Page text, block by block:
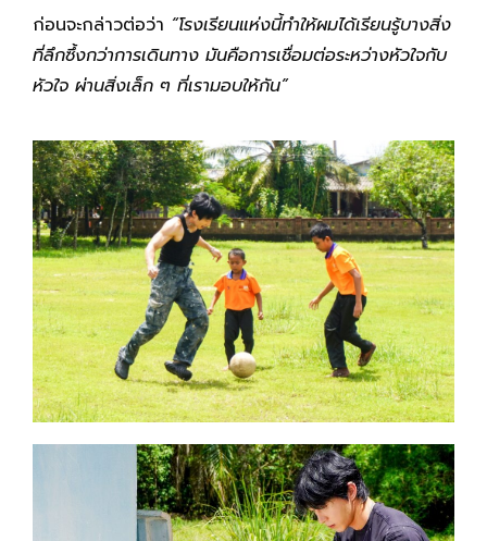
ก่อนจะกล่าวต่อว่า “โรงเรียนแห่งนี้ทำให้ผมได้เรียนรู้บางสิ่ง
ที่ลึกซึ้งกว่าการเดินทาง มันคือการเชื่อมต่อระหว่างหัวใจกับ
หัวใจ ผ่านสิ่งเล็ก ๆ ที่เรามอบให้กัน”